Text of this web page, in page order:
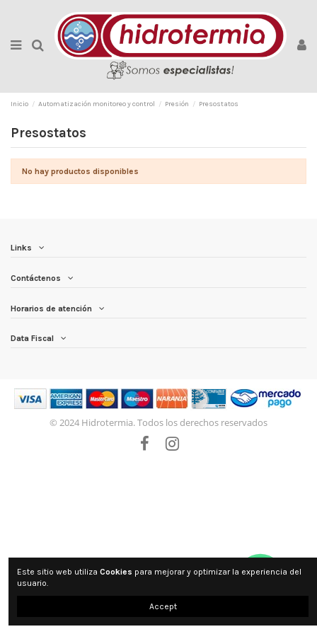
Inicio Automatización monitoreo y control Presión Presostatos
Presostatos
No hay productos disponibles
Links
Contáctenos
Horarios de atención
Data Fiscal
© 2024 Hidrotermia. Todos los derechos reservados
Este sitio web utiliza Cookies para mejorar y optimizar la experiencia del
usuario.
Accept